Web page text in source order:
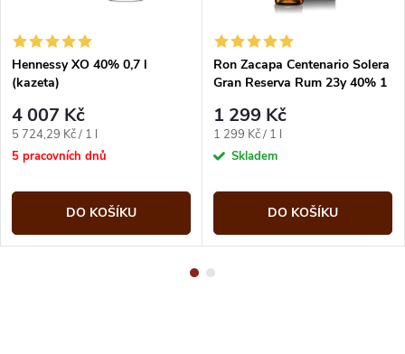
Hennessy XO 40% 0,7 l
(kazeta)
4 007 Kč
Měrná
cena:
5 724,29 Kč / 1 l
5 pracovních dnů
DO KOŠÍKU
Ron Zacapa Centenario Solera
Gran Reserva Rum 23y 40% 1
1 299 Kč
Měrná
cena:
1 299 Kč / 1 l
Skladem
DO KOŠÍKU